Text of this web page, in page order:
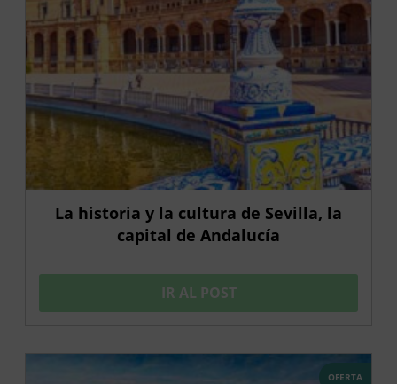
La historia y la cultura de Sevilla, la
capital de Andalucía
IR AL POST
OFERTA